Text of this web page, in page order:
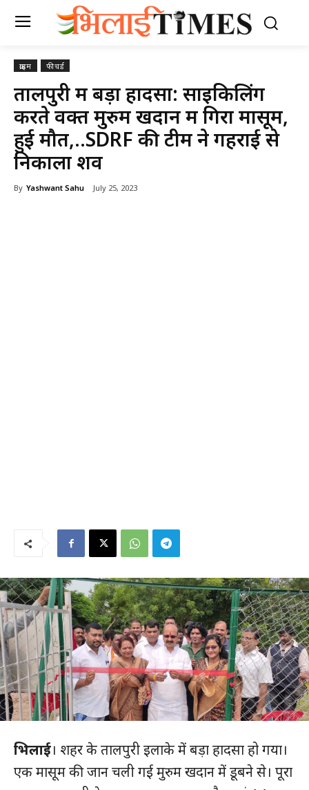
क्राइम फीचर्ड
तालपुरी में बड़ा हादसा: साइकिलिंग
करते वक्त मुरुम खदान में गिरा मासूम,
हुई मौत,..SDRF की टीम ने गहराई से
निकाला शव
By Yashwant Sahu July 25, 2023
भिलाई। शहर के तालपुरी इलाके में बड़ा हादसा हो गया।
एक मासूम की जान चली गई मुरुम खदान में डूबने से। पूरा